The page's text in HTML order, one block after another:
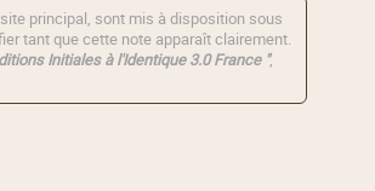
principal, sont mis à disposition sous
tant que cette note apparaît clairement.
Initiales à l'Identique 3.0 France ",